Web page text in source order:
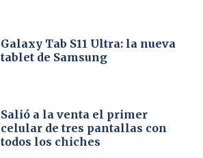
Galaxy Tab S11 Ultra: la nueva
tablet de Samsung
Salió a la venta el primer
celular de tres pantallas con
todos los chiches